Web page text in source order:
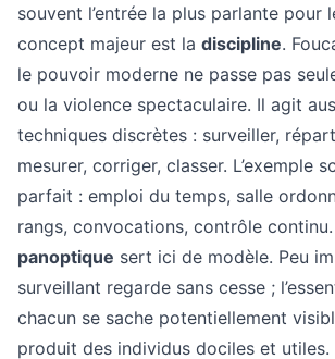
souvent l’entrée la plus parlante pour
concept majeur est la discipline.
le pouvoir moderne ne passe pas
ou la violence spectaculaire. Il agit
techniques discrètes : surveiller,
mesurer, corriger, classer. L’exemple
parfait : emploi du temps, salle
rangs, convocations, contrôle
panoptique sert ici de modèle. Peu
surveillant regarde sans cesse ;
chacun se sache potentiellement
produit des individus dociles et utiles.